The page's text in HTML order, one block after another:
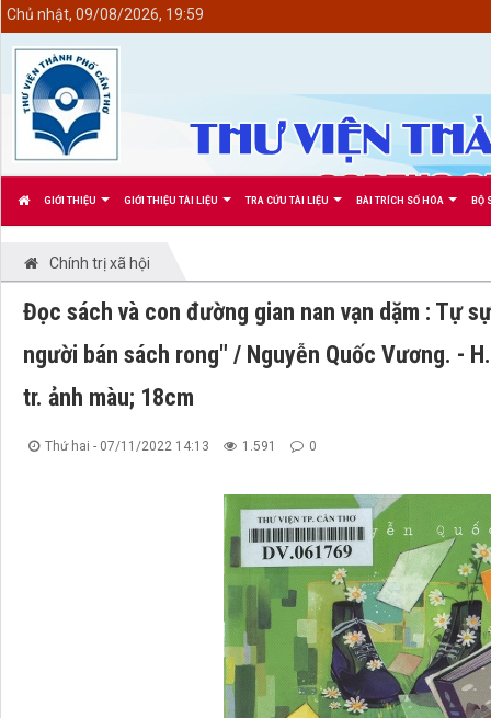
GIỚI THIỆU GIỚI THIỆU TÀI LIỆU TRA CỨU TÀI LIỆU BÀI TRÍCH SỐ HÓA BỘ
Chủ nhật, 09/08/2026, 19:59
Chính trị xã hội
Đọc sách và con đường gian nan vạn dặm : Tự
người bán sách rong" / Nguyễn Quốc Vương. -
tr. ảnh màu; 18cm
Thứ hai - 07/11/2022 14:13 1.591 0
<